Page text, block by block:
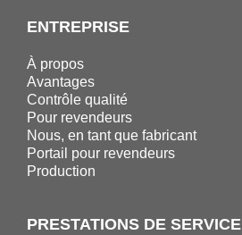
ENTREPRISE
À propos
Avantages
Contrôle qualité
Pour revendeurs
Nous, en tant que fabricant
Portail pour revendeurs
Production
PRESTATIONS DE SERVICE